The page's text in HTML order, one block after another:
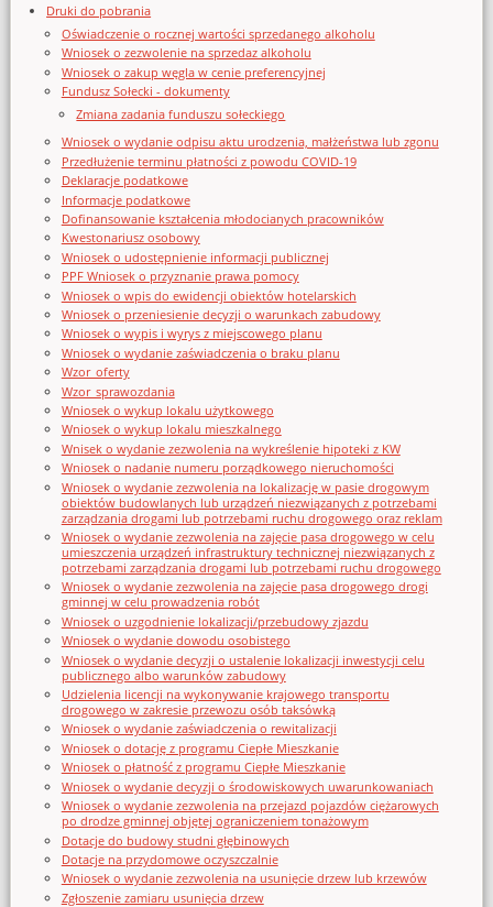
Druki do pobrania
Oświadczenie o rocznej wartości sprzedanego alkoholu
Wniosek o zezwolenie na sprzedaz alkoholu
Wniosek o zakup węgla w cenie preferencyjnej
Fundusz Sołecki - dokumenty
Zmiana zadania funduszu sołeckiego
Wniosek o wydanie odpisu aktu urodzenia, małżeństwa lub zgonu
Przedłużenie terminu płatności z powodu COVID-19
Deklaracje podatkowe
Informacje podatkowe
Dofinansowanie kształcenia młodocianych pracowników
Kwestonariusz osobowy
Wniosek o udostępnienie informacji publicznej
PPF Wniosek o przyznanie prawa pomocy
Wniosek o wpis do ewidencji obiektów hotelarskich
Wniosek o przeniesienie decyzji o warunkach zabudowy
Wniosek o wypis i wyrys z miejscowego planu
Wniosek o wydanie zaświadczenia o braku planu
Wzor_oferty
Wzor_sprawozdania
Wniosek o wykup lokalu użytkowego
Wniosek o wykup lokalu mieszkalnego
Wnisek o wydanie zezwolenia na wykreślenie hipoteki z KW
Wniosek o nadanie numeru porządkowego nieruchomości
Wniosek o wydanie zezwolenia na lokalizację w pasie drogowym
obiektów budowlanych lub urządzeń niezwiązanych z potrzebami
zarządzania drogami lub potrzebami ruchu drogowego oraz reklam
Wniosek o wydanie zezwolenia na zajęcie pasa drogowego w celu
umieszczenia urządzeń infrastruktury technicznej niezwiązanych z
potrzebami zarządzania drogami lub potrzebami ruchu drogowego
Wniosek o wydanie zezwolenia na zajęcie pasa drogowego drogi
gminnej w celu prowadzenia robót
Wniosek o uzgodnienie lokalizacji/przebudowy zjazdu
Wniosek o wydanie dowodu osobistego
Wniosek o wydanie decyzji o ustalenie lokalizacji inwestycji celu
publicznego albo warunków zabudowy
Udzielenia licencji na wykonywanie krajowego transportu
drogowego w zakresie przewozu osób taksówką
Wniosek o wydanie zaświadczenia o rewitalizacji
Wniosek o dotację z programu Ciepłe Mieszkanie
Wniosek o płatność z programu Ciepłe Mieszkanie
Wniosek o wydanie decyzji o środowiskowych uwarunkowaniach
Wniosek o wydanie zezwolenia na przejazd pojazdów ciężarowych
po drodze gminnej objętej ograniczeniem tonażowym
Dotacje do budowy studni głębinowych
Dotacje na przydomowe oczyszczalnie
Wniosek o wydanie zezwolenia na usunięcie drzew lub krzewów
Zgłoszenie zamiaru usunięcia drzew